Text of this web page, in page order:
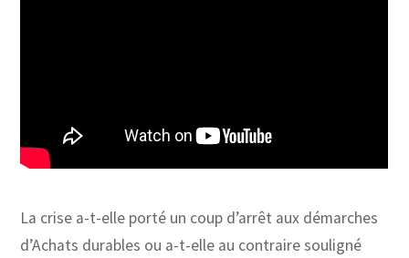
La crise a-t-elle porté un coup d’arrêt aux démarches
d’Achats durables ou a-t-elle au contraire souligné